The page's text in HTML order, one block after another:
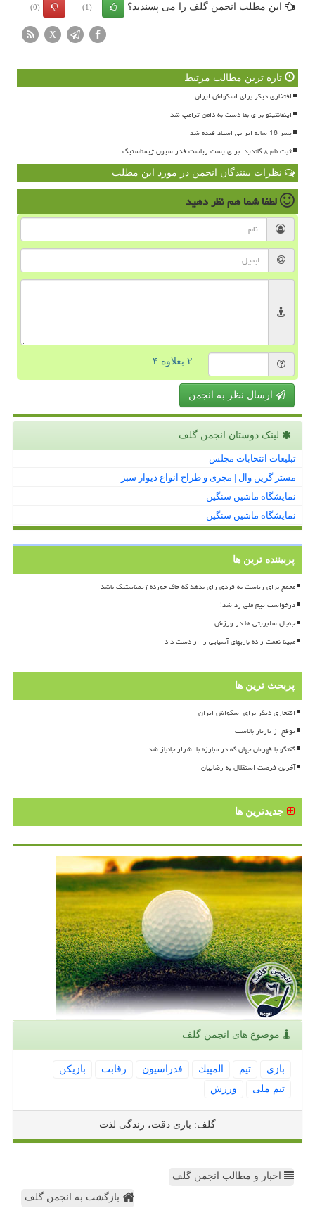
این مطلب انجمن گلف را می پسندید؟ (1)
(0)
X
تازه ترین مطالب مرتبط
افتخاری دیگر برای اسکواش ایران
اینفانتینو برای بقا دست به دامن ترامپ شد
پسر 16 ساله ایرانی استاد فیده شد
ثبت نام ۸ کاندیدا برای پست ریاست فدراسیون ژیمناستیک
نظرات بینندگان انجمن در مورد این مطلب
لطفا شما همنظر دهید
= ۲ بعلاوه ۴
ارسال نظر به انجمن
لینک دوستان انجمن گلف
تبلیغات انتخابات مجلس
مستر گرین وال | مجری و طراح انواع دیوار سبز
نمایشگاه ماشین سنگین
نمایشگاه ماشین سنگین
پربیننده ترین ها
مجمع برای ریاست به فردی رای بدهد که خاک خورده ژیمناستیک باشد
درخواست تیم ملی رد شد!
جنجال سلبریتی ها در ورزش
مبینا نعمت زاده بازیهای آسیایی را از دست داد
پربحث ترین ها
افتخاری دیگر برای اسکواش ایران
توقع از تارتار بالاست
گفتگو با قهرمان جهان که در مبارزه با اشرار جانباز شد
آخرین فرصت استقلال به رضاییان
جدیدترین ها
موضوع های انجمن گلف
بازی تیم المپیك فدراسیون رقابت
بازیكن
تیم ملی
ورزش
گلف: بازی دقت، زندگی لذت
اخبار و مطالب انجمن گلف
بازگشت به انجمن گلف